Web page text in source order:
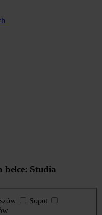
belce: Studia
Sopot